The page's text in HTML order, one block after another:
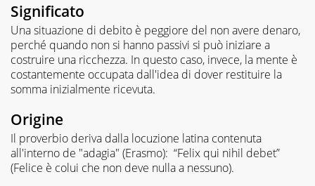
Significato
Una situazione di debito è peggiore del non avere denaro,
perché quando non si hanno passivi si può iniziare a
costruire una ricchezza. In questo caso, invece, la mente è
costantemente occupata dall'idea di dover restituire la
somma inizialmente ricevuta.
Origine
Il proverbio deriva dalla locuzione latina contenuta
all'interno de "adagia" (Erasmo): “Felix qui nihil debet”
(Felice è colui che non deve nulla a nessuno).